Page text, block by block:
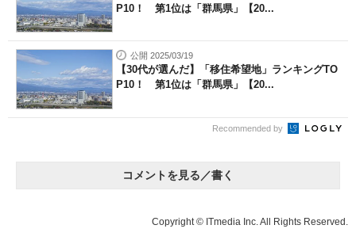
P10！ 第1位は「群馬県」【20...
公開 2025/03/19
【30代が選んだ】「移住希望地」ランキングTO
P10！ 第1位は「群馬県」【20...
Recommended by
コメントを見る／書く
Copyright © ITmedia Inc. All Rights Reserved.